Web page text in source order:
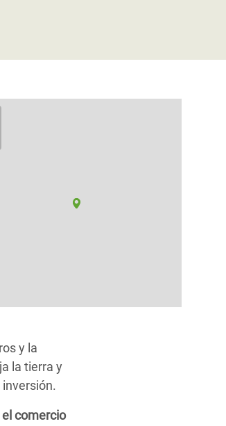
y la
la tierra y
comercio